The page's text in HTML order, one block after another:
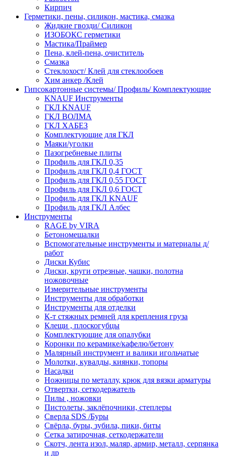
Кирпич
Герметики, пены, силикон, мастика, смазка
Жидкие гвозди/ Силикон
ИЗОБОКС герметики
Мастика/Праймер
Пена, клей-пена, очиститель
Смазка
Стеклохост/ Клей для стеклообоев
Хим анкер /Клей
Гипсокартонные системы/ Профиль/ Комплектующие
KNAUF Инструменты
ГКЛ KNAUF
ГКЛ ВОЛМА
ГКЛ ХАБЕЗ
Комплектующие для ГКЛ
Маяки/уголки
Пазогребневые плиты
Профиль для ГКЛ 0,35
Профиль для ГКЛ 0,4 ГОСТ
Профиль для ГКЛ 0,55 ГОСТ
Профиль для ГКЛ 0,6 ГОСТ
Профиль для ГКЛ KNAUF
Профиль для ГКЛ Албес
Инструменты
RAGE by VIRA
Бетономешалки
Вспомогательные инструменты и материалы д/
работ
Диски Кубис
Диски, круги отрезные, чашки, полотна
ножовочные
Измерительные инструменты
Инструменты для обработки
Инструменты для отделки
К-т стяжных ремней для крепления груза
Клещи , плоскогубцы
Комплектующие для опалубки
Коронки по керамике/кафелю/бетону
Малярный инструмент и валики игольчатые
Молотки, кувалды, киянки, топоры
Насадки
Ножницы по металлу, крюк для вязки арматуры
Отвертки, сеткодержатель
Пилы , ножовки
Пистолеты, заклёпочники, степлеры
Сверла SDS /Буры
Свёрла, буры, зубила, пики, биты
Сетка затирочная, сеткодержатели
Скотч, лента изол, маляр, армир, металл, серпянка
и др